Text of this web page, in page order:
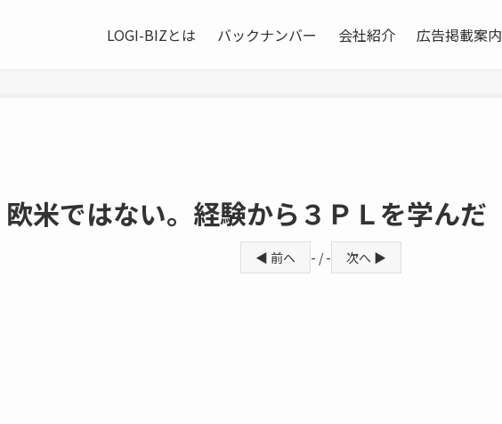
LOGI-BIZとは バックナンバー 会社紹介 広告掲載案内
米ではない。経験から３ＰＬを学んだ
◀ 前へ - / - 次へ ▶